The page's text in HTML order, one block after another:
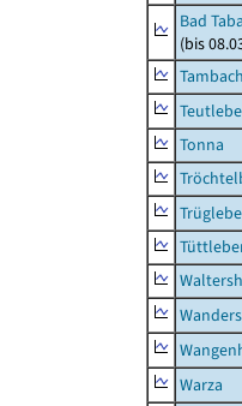
Bad
(bis
Tonna
Warza